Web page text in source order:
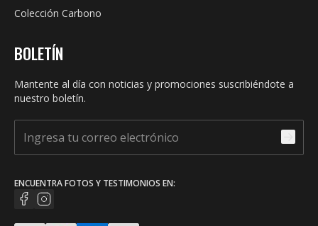
Colección Carbono
BOLETÍN
Mantente al día con noticias y promociones suscribiéndote a
nuestro boletín.
ENCUENTRA FOTOS Y TESTIMONIOS EN: